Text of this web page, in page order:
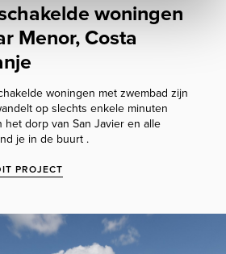
woningen
Menor, Costa
woningen met zwembad zijn
op slechts enkele minuten
het dorp van San Javier en alle
je in de buurt .
PROJECT